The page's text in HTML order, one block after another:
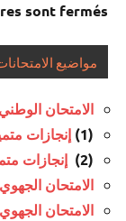
sont fermés.
مواضيع
الامتحان
(1)
إنجازات
(2)
إنجازات
الامتحان
الامتحان